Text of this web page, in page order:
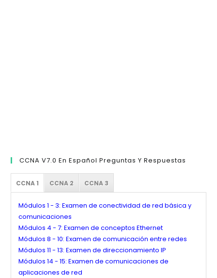
CCNA V7.0 En Español Preguntas Y Respuestas
CCNA 1 CCNA 2 CCNA 3
Módulos 1 - 3: Examen de conectividad de red básica y
comunicaciones
Módulos 4 - 7: Examen de conceptos Ethernet
Módulos 8 - 10: Examen de comunicación entre redes
Módulos 11 - 13: Examen de direccionamiento IP
Módulos 14 - 15: Examen de comunicaciones de
aplicaciones de red